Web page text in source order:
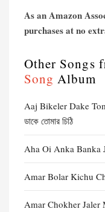
As an Amazon
purchases at no
Other Songs
Song Album
Aaj Bikeler Dake
ডাকে তোমার চিঠি
Aha Oi Anka Banka
Amar Bolar Kichu
Amar Chokher Jaler